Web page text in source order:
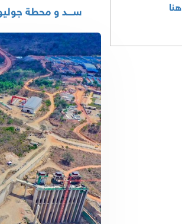
ســـد و محطة